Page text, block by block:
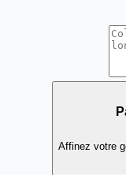
Affinez votre